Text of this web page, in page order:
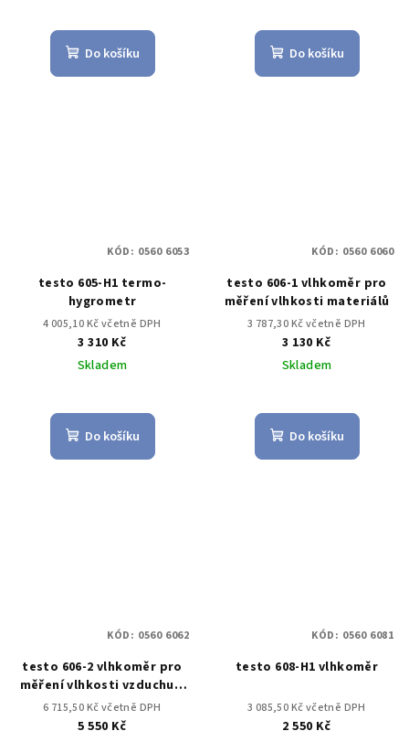
Do košíku Do košíku
testo 605-H1 termo-
hygrometr
4 005,10 Kč včetně DPH
3 310 Kč
Skladem
Do košíku
KÓD: 0560 6053
testo 606-1 vlhkoměr pro
měření vlhkosti materiálů
3 787,30 Kč včetně DPH
3 130 Kč
Skladem
Do košíku
KÓD: 0560 6060
testo 606-2 vlhkoměr pro
měření vlhkosti vzduchu a
materiálů
6 715,50 Kč včetně DPH
5 550 Kč
KÓD: 0560 6062
testo 608-H1 vlhkoměr
3 085,50 Kč včetně DPH
2 550 Kč
KÓD: 0560 6081